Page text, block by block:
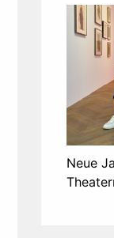
Neue